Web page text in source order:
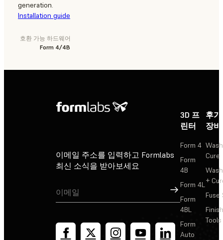
generation.
Installation guide
호환 가능 하드웨어
Form 4/4B
이메일 주소를 입력하고 Formlabs
최신 소식을 받아보세요
가입
3D 프
린터
Form 4
Form
4B
Form 4L
Form
4BL
Form
Auto
후
장비
Cure
+
Fuse
Tools